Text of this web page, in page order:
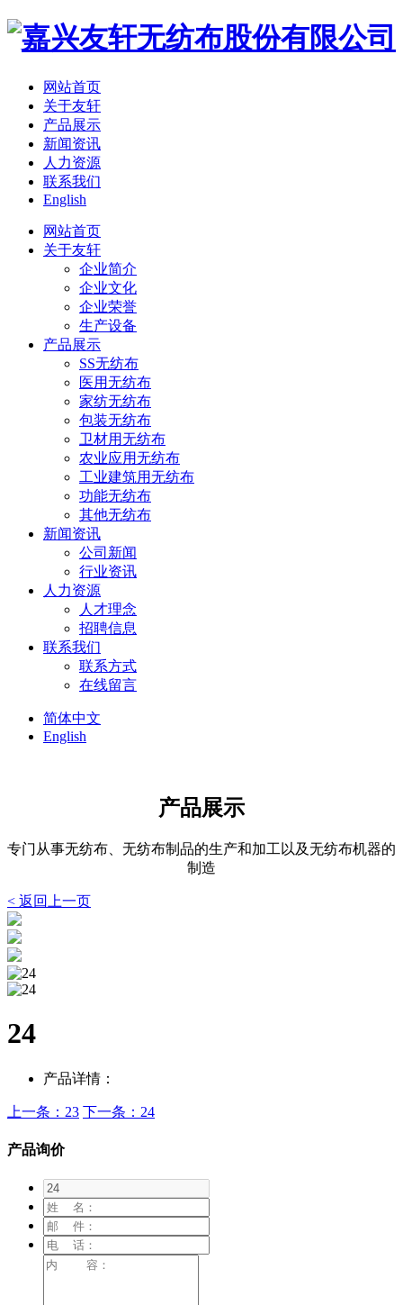
网站首页
关于友轩
产品展示
新闻资讯
人力资源
联系我们
English
网站首页
关于友轩
企业简介
企业文化
企业荣誉
生产设备
产品展示
SS无纺布
医用无纺布
家纺无纺布
包装无纺布
卫材用无纺布
农业应用无纺布
工业建筑用无纺布
功能无纺布
其他无纺布
新闻资讯
公司新闻
行业资讯
人力资源
人才理念
招聘信息
联系我们
联系方式
在线留言
简体中文
English
产品展示
专门从事无纺布、无纺布制品的生产和加工以及无纺布机器的
制造
< 返回上一页
24
产品详情：
上一条：23 下一条：24
产品询价